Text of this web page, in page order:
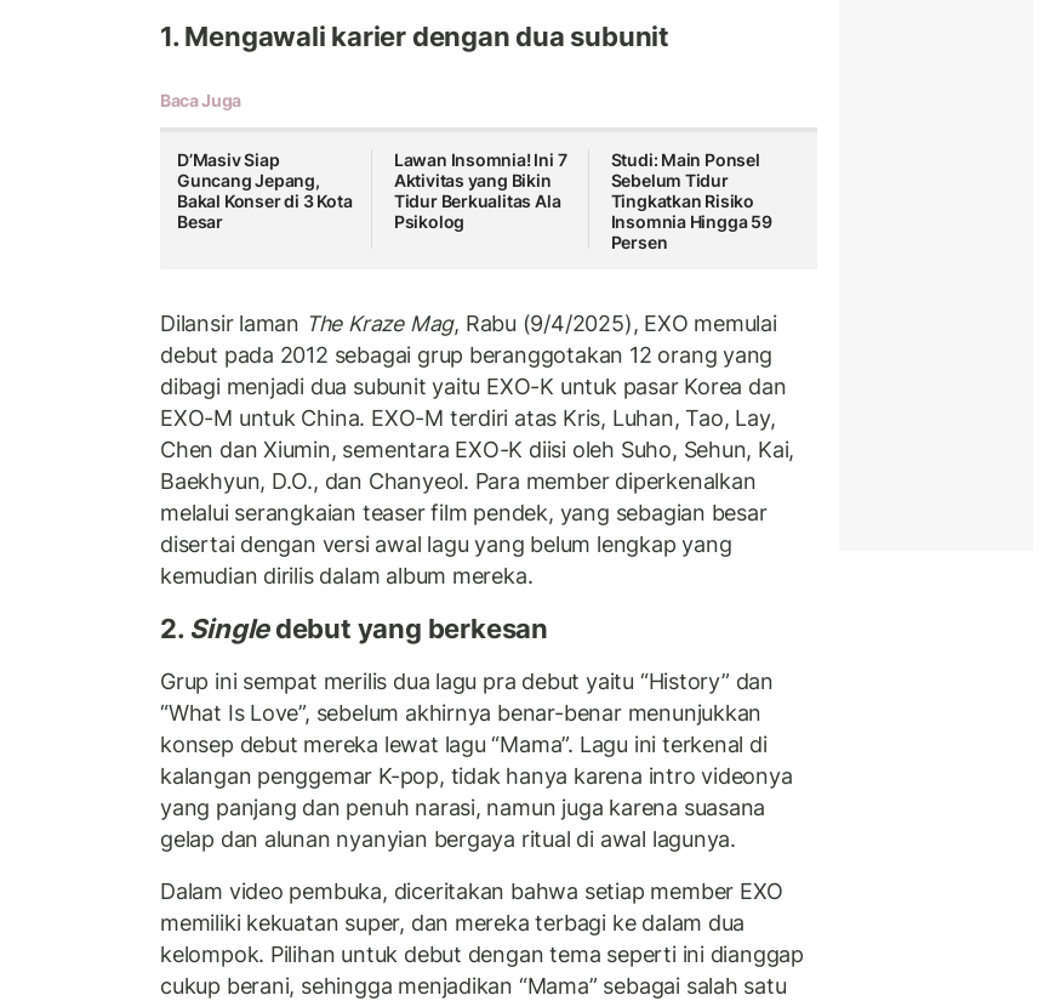
1. Mengawali karier dengan dua subunit
Baca Juga
D’Masiv Siap
Guncang Jepang,
Bakal Konser di 3 Kota
Besar
Lawan Insomnia! Ini 7
Aktivitas yang Bikin
Tidur Berkualitas Ala
Psikolog
Studi: Main Ponsel
Sebelum Tidur
Tingkatkan Risiko
Insomnia Hingga 59
Persen
Dilansir laman The Kraze Mag, Rabu (9/4/2025), EXO memulai
debut pada 2012 sebagai grup beranggotakan 12 orang yang
dibagi menjadi dua subunit yaitu EXO-K untuk pasar Korea dan
EXO-M untuk China. EXO-M terdiri atas Kris, Luhan, Tao, Lay,
Chen dan Xiumin, sementara EXO-K diisi oleh Suho, Sehun, Kai,
Baekhyun, D.O., dan Chanyeol. Para member diperkenalkan
melalui serangkaian teaser film pendek, yang sebagian besar
disertai dengan versi awal lagu yang belum lengkap yang
kemudian dirilis dalam album mereka.
2. Singledebut yang berkesan
Grup ini sempat merilis dua lagu pra debut yaitu “History” dan
“What Is Love”, sebelum akhirnya benar-benar menunjukkan
konsep debut mereka lewat lagu “Mama”. Lagu ini terkenal di
kalangan penggemar K-pop, tidak hanya karena intro videonya
yang panjang dan penuh narasi, namun juga karena suasana
gelap dan alunan nyanyian bergaya ritual di awal lagunya.
Dalam video pembuka, diceritakan bahwa setiap member EXO
memiliki kekuatan super, dan mereka terbagi ke dalam dua
kelompok. Pilihan untuk debut dengan tema seperti ini dianggap
cukup berani, sehingga menjadikan “Mama” sebagai salah satu